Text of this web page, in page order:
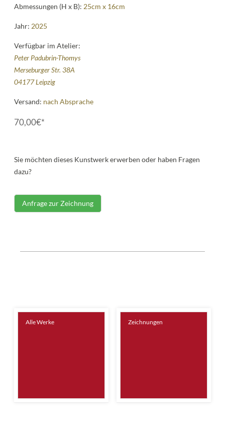
Abmessungen (H x B): 25cm x 16cm
Jahr: 2025
Verfügbar im Atelier:
Peter Padubrin-Thomys
Merseburger Str. 38A
04177 Leipzig
Versand: nach Absprache
70,00€*
Sie möchten dieses Kunstwerk erwerben oder haben Fragen
dazu?
Anfrage zur Zeichnung
Alle Werke Zeichnungen